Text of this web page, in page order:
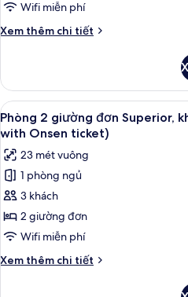
with
ticket)
giường
đơn
hút
thuốc
(Sirotan
Izumitenku
with
Onsen
ticket)
Wifi miễn phí
Xem thêm chi tiết
Chi
Phòng
giường
đơn
không
hút
thuốc
(Sirotan
Izumitenku
Onsen
ticket)
Xem
tất
cả
ảnh
Phòng
2
giường
đơn
Superior,
không
2
Phòng 2 giường đơn Superior,
with Onsen ticket)
23 mét vuông
1 phòng ngủ
3 khách
2 giường đơn
Wifi miễn phí
Xem thêm chi tiết
Chi